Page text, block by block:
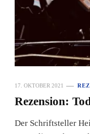
17. OKTOBER 2021
Rezension:
Der Schriftsteller